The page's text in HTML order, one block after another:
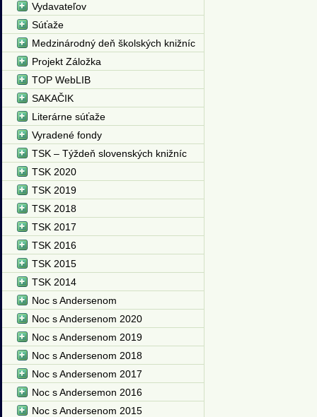
Vydavateľov
Súťaže
Medzinárodný deň školských knižníc
Projekt Záložka
TOP WebLIB
SAKAČIK
Literárne súťaže
Vyradené fondy
TSK – Týždeň slovenských knižníc
TSK 2020
TSK 2019
TSK 2018
TSK 2017
TSK 2016
TSK 2015
TSK 2014
Noc s Andersenom
Noc s Andersenom 2020
Noc s Andersenom 2019
Noc s Andersenom 2018
Noc s Andersenom 2017
Noc s Andersemon 2016
Noc s Andersenom 2015